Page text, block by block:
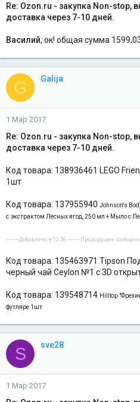
Re: Ozon.ru - закупка Non-stop,
доставка через 7-10 дней.
Василий, ок! общая сумма
G Galija
1 Мар 2017
Re: Ozon.ru - закупка Non-stop,
доставка через 7-10 дней.
Код товара: 138936461 LEGO
1шт
Код товара: 137955940 Johnson's
с экстрактом Лесных ягод, 250 мл + Мыло с
---------- Добавлено в 12:56 ---------- Предыдущее
Код товара: 135463971 Tipson
черный чай Ceylon №1 с 3D
Код товара: 139548714 Hilltop
футляре 1шт
S sve28
1 Мар 2017